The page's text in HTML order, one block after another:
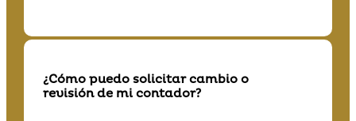
¿Cómo puedo solicitar cambio o
revisión de mi contador?